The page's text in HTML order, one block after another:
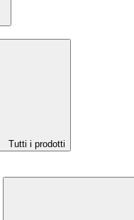
Tutti i prodotti